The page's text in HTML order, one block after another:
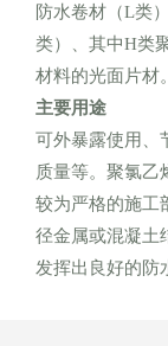
防水卷材（L类
类）、其中H类
材料的光面片材。
主要用途
可外暴露使用、
质量等。聚氯乙
较为严格的施工
径金属或混凝土
发挥出良好的防